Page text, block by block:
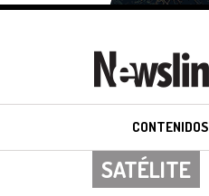
CONTENIDOS
SATÉLITE